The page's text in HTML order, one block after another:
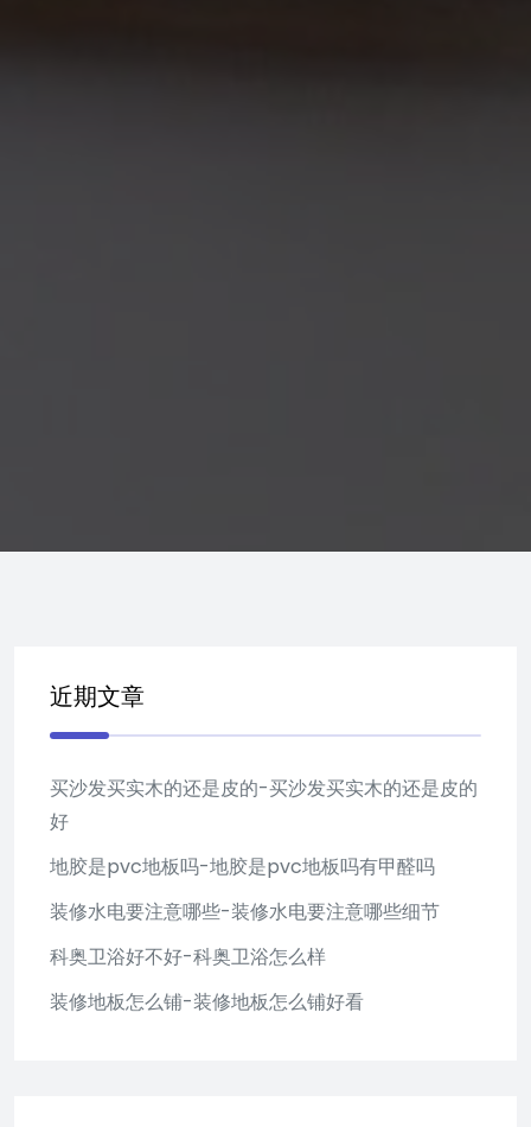
近期文章
买沙发买实木的还是皮的-买沙发买实木的还是皮的
好
地胶是pvc地板吗-地胶是pvc地板吗有甲醛吗
装修水电要注意哪些-装修水电要注意哪些细节
科奥卫浴好不好-科奥卫浴怎么样
装修地板怎么铺-装修地板怎么铺好看